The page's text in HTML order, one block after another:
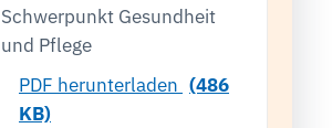
Schwerpunkt Gesundheit
und Pflege
PDF herunterladen (486
KB)